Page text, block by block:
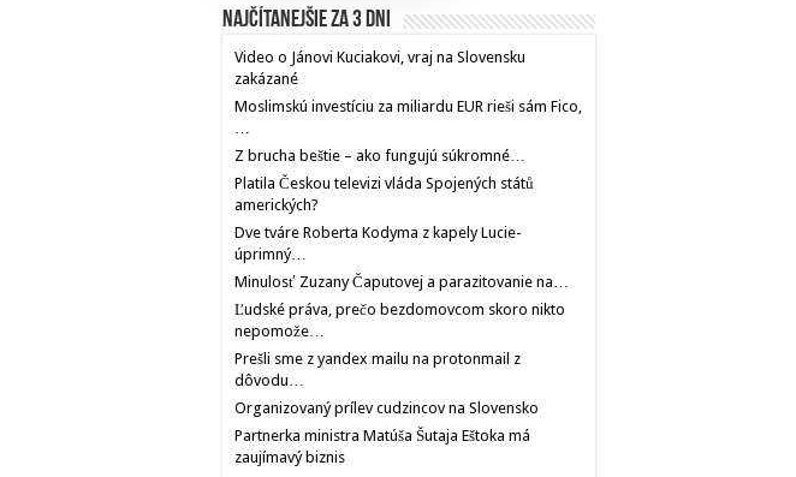
Najčítanejšie za 3 dni
Video o Jánovi Kuciakovi, vraj na Slovensku
zakázané
Moslimskú investíciu za miliardu EUR rieši sám Fico,
…
Z brucha beštie – ako fungujú súkromné…
Platila Českou televizi vláda Spojených států
amerických?
Dve tváre Roberta Kodyma z kapely Lucie-
úprimný…
Minulosť Zuzany Čaputovej a parazitovanie na…
Ľudské práva, prečo bezdomovcom skoro nikto
nepomože…
Prešli sme z yandex mailu na protonmail z
dôvodu…
Organizovaný prílev cudzincov na Slovensko
Partnerka ministra Matúša Šutaja Eštoka má
zaujímavý biznis